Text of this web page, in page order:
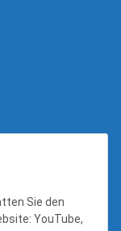
Sie den
YouTube,